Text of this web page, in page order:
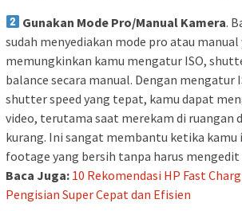
Gunakan Mode Pro/Manual Kamera.
sudah menyediakan mode pro atau manual
memungkinkan kamu mengatur ISO,
balance secara manual. Dengan mengatur
shutter speed yang tepat, kamu dapat
video, terutama saat merekam di ruangan
kurang. Ini sangat membantu ketika
footage yang bersih tanpa harus mengedit
Baca Juga: 10 Rekomendasi HP Fast
Pengisian Super Cepat dan Efisien